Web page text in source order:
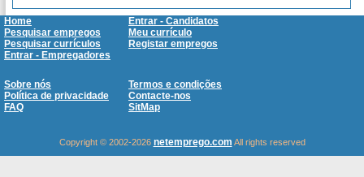
Home
Entrar - Candidatos
Pesquisar empregos
Meu currículo
Pesquisar currículos
Registar empregos
Entrar - Empregadores
Sobre nós
Termos e condições
Política de privacidade
Contacte-nos
FAQ
SitMap
Copyright © 2002-2026 netemprego.com All rights reserved